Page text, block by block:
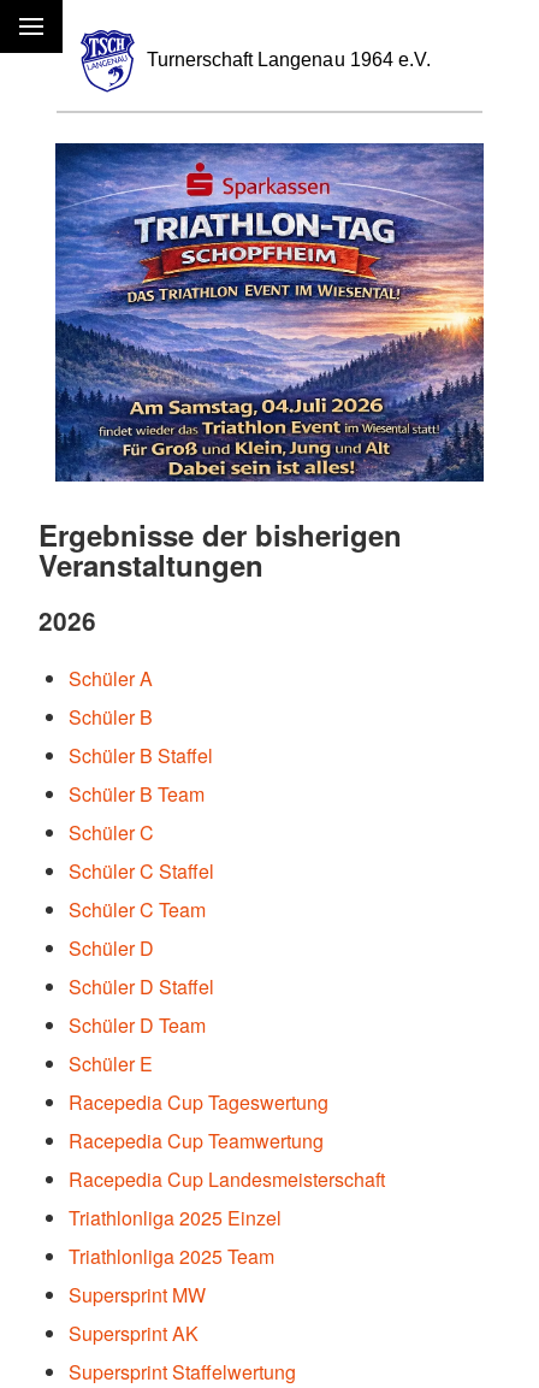
Menü
Ergebnisse der bisherigen
Veranstaltungen
2026
Schüler A
Schüler B
Schüler B Staffel
Schüler B Team
Schüler C
Schüler C Staffel
Schüler C Team
Schüler D
Schüler D Staffel
Schüler D Team
Schüler E
Racepedia Cup Tageswertung
Racepedia Cup Teamwertung
Racepedia Cup Landesmeisterschaft
Triathlonliga 2025 Einzel
Triathlonliga 2025 Team
Supersprint MW
Supersprint AK
Supersprint Staffelwertung